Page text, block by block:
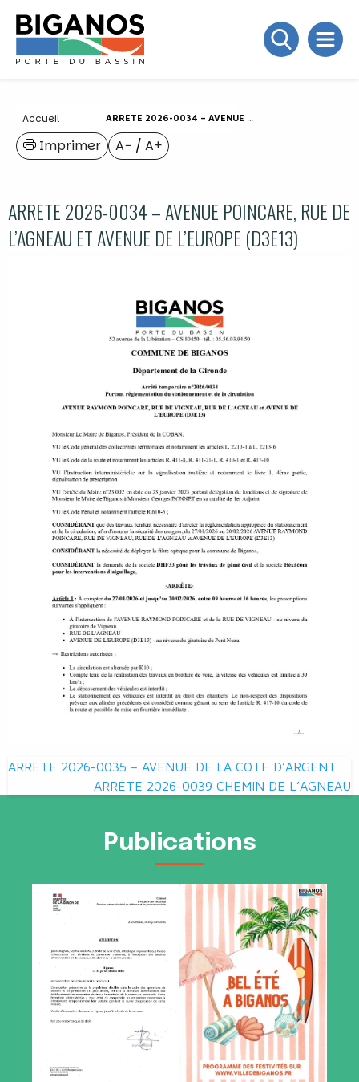
Accueil ARRETE 2026-0034 – AVENUE POINCARE, RUE DE L’AGNEAU ET AVENUE DE L’EUROPE (D3E13)
A− / A+
Imprimer
ARRETE 2026-0034 – AVENUE POINCARE, RUE DE
L’AGNEAU ET AVENUE DE L’EUROPE (D3E13)
Navigation
de
ARRETE 2026-0035 – AVENUE DE LA COTE D’ARGENT
ARRETE 2026-0039 CHEMIN DE L’AGNEAU
Publications